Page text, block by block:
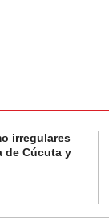
irregulares
de Cúcuta y